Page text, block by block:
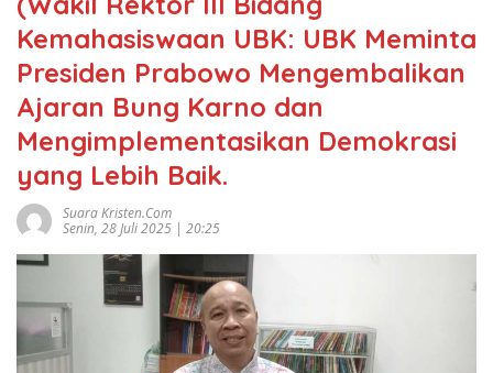
Kemahasiswaan UBK: UBK Meminta
Presiden Prabowo Mengembalikan
Ajaran Bung Karno dan
Mengimplementasikan Demokrasi
yang Lebih Baik.
Suara Kristen.com
Senin, 28 Juli 2025 | 20:25